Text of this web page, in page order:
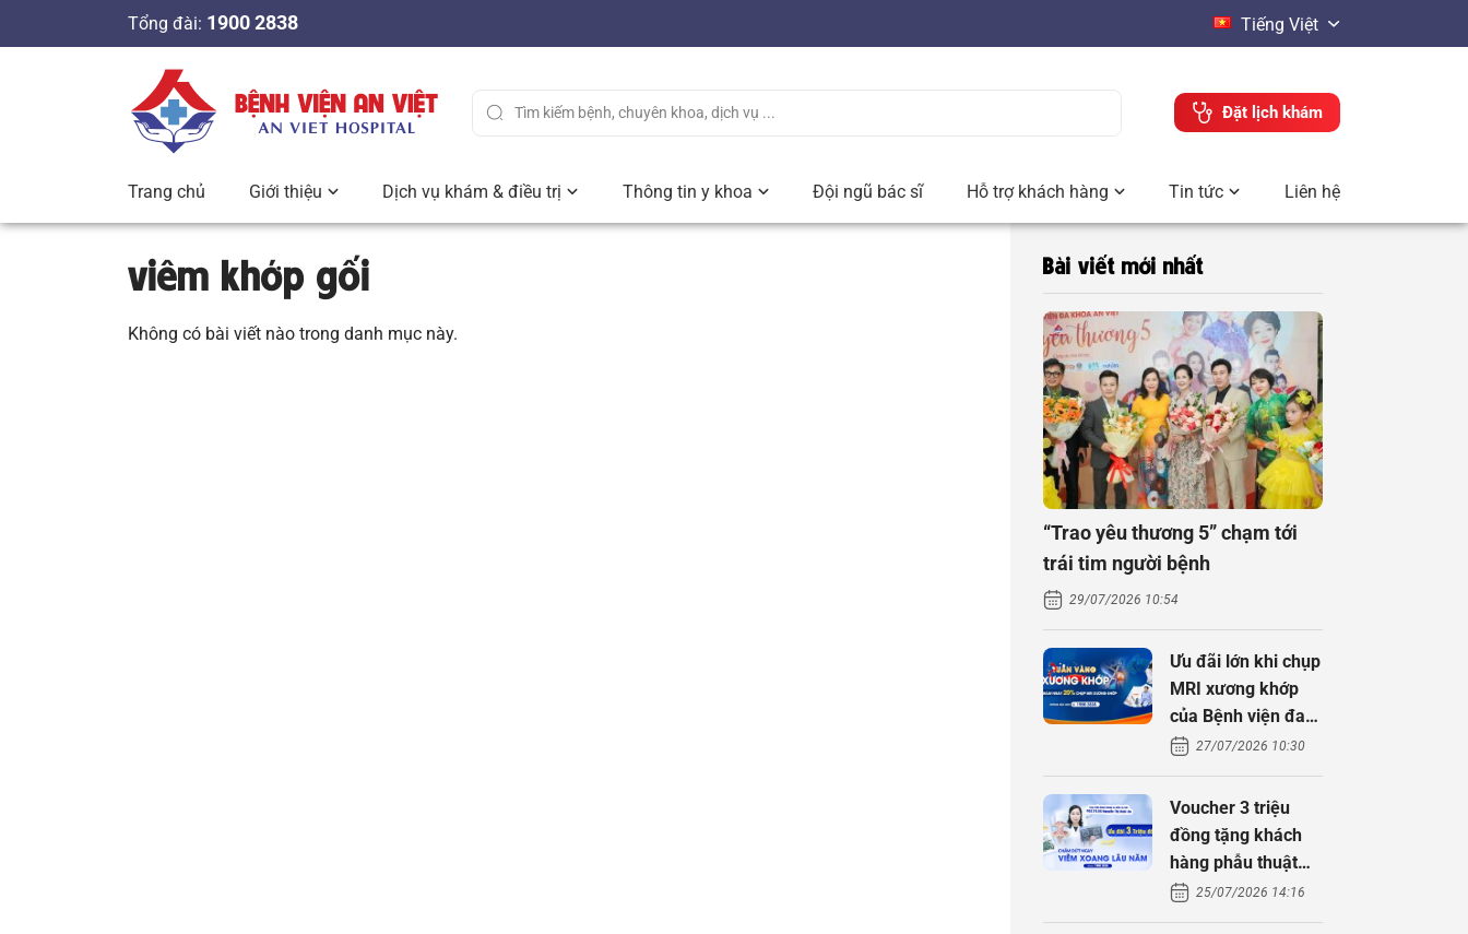
n
Tổng đài: 1900 2838 Tiếng Việt
Đặt lịch khám
Trang chủ Giới thiệu Dịch vụ khám & điều trị Thông tin y khoa Đội ngũ bác sĩ Hỗ trợ khách hàng Tin tức Liên hệ
viêm khớp gối
Không có bài viết nào trong danh mục này.
Bài viết mới nhất
“Trao yêu thương 5” chạm tới
trái tim người bệnh
29/07/2026 10:54
Ưu đãi lớn khi chụp
MRI xương khớp
của Bệnh viện đa
khoa An Việt
27/07/2026 10:30
Voucher 3 triệu
đồng tặng khách
hàng phẫu thuật
xoang cùng PGS.
TS Nguyễn Thị
25/07/2026 14:16